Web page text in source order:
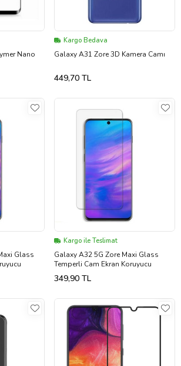
Nano
Kargo Bedava
Galaxy A31 Zore 3D Kamera Camı
449,70 TL
Glass
Kargo ile Teslimat
Galaxy A32 5G Zore Maxi Glass
Temperli Cam Ekran Koruyucu
349,90 TL